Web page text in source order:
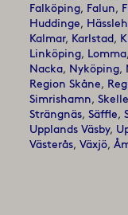
Falköping Falun
Huddinge
Kalmar Karlstad
Linköping Lomma
Nacka Nyköping
Region Skåne
Simrishamn
Strängnäs Säffle
Upplands Väsby
Västerås Växjö